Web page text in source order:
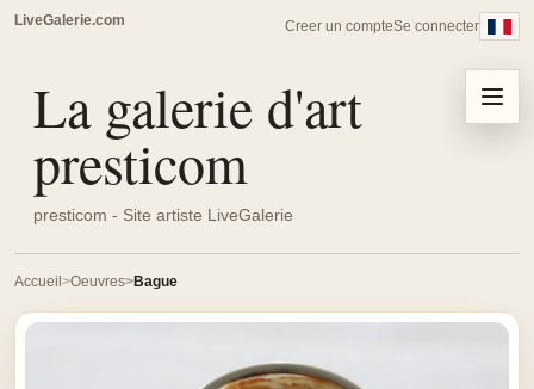
LiveGalerie.com Creer un compteSe connecter
La galerie d'art
presticom
presticom - Site artiste LiveGalerie
Menu
Accueil Oeuvres Bague